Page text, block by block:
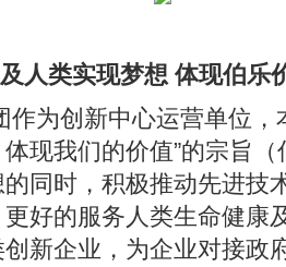
人类实现梦想 体现伯乐
作为创新中心运营单位，
现我们的价值”的宗旨（
同时，积极推动先进技
好的服务人类生命健康
新企业，为企业对接政